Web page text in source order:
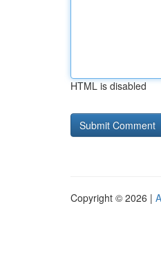
HTML is disabled
Copyright © 2026 |